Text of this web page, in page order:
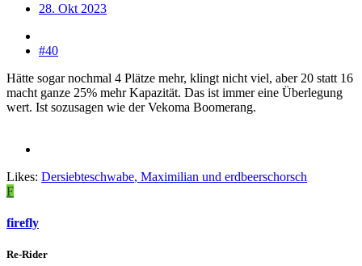
28. Okt 2023
#40
Hätte sogar nochmal 4 Plätze mehr, klingt nicht viel, aber 20 statt 16
macht ganze 25% mehr Kapazität. Das ist immer eine Überlegung
wert. Ist sozusagen wie der Vekoma Boomerang.
Likes: Dersiebteschwabe, Maximilian und erdbeerschorsch
F
firefly
Re-Rider